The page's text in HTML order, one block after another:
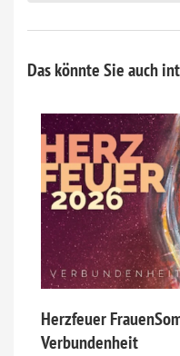
Das könnte Sie auch
Herzfeuer
Verbundenheit